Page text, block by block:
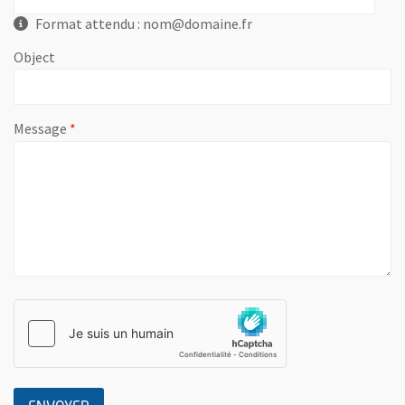
Format attendu : nom@domaine.fr
Object
Message , champ obligatoire